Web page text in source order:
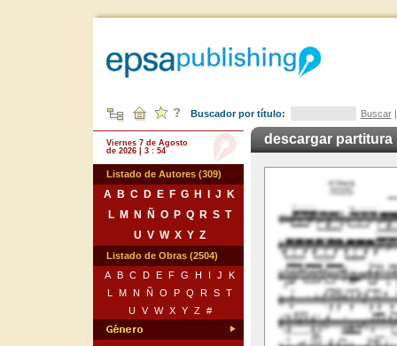
Buscador por título: Buscar
Viernes 7 de Agosto
de 2026 | 3 : 54
Listado de Autores (309)
A B C D E F G H J
K
L
M N Ñ O P Q R S T
U V W X Y Z
Listado de Obras (2504)
A
B C D E F G H I J
K
L
M N Ñ O P Q R S T
U
V W X Y Z #
descargar partitura